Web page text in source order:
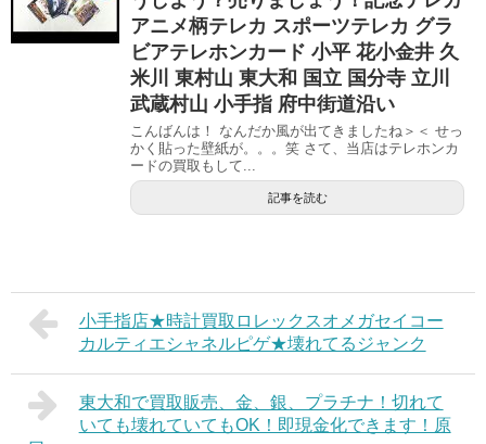
アニメ柄テレカ スポーツテレカ グラ
ビアテレホンカード 小平 花小金井 久
米川 東村山 東大和 国立 国分寺 立川
武蔵村山 小手指 府中街道沿い
こんばんは！ なんだか風が出てきましたね＞＜ せっ
かく貼った壁紙が。。。笑 さて、当店はテレホンカ
ードの買取もして...
記事を読む
小手指店★時計買取ロレックスオメガセイコー
カルティエシャネルピゲ★壊れてるジャンク
東大和で買取販売、金、銀、プラチナ！切れて
いても壊れていてもOK！即現金化できます！原